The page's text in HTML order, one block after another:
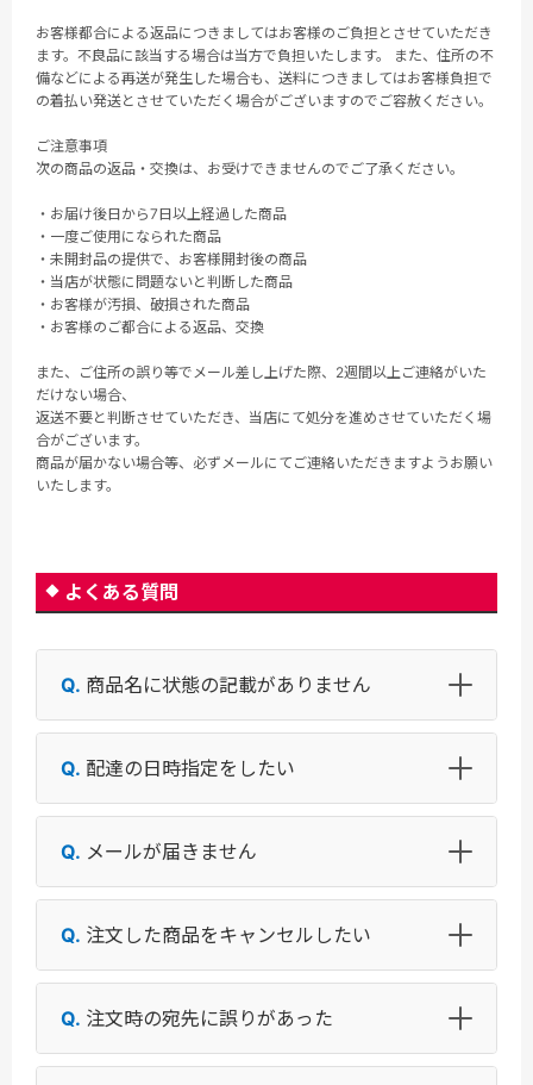
お客様都合による返品につきましてはお客様のご負担とさせていただき
ます。不良品に該当する場合は当方で負担いたします。 また、住所の不
備などによる再送が発生した場合も、送料につきましてはお客様負担で
の着払い発送とさせていただく場合がございますのでご容赦ください。
ご注意事項
次の商品の返品・交換は、お受けできませんのでご了承ください。
・お届け後日から7日以上経過した商品
・一度ご使用になられた商品
・未開封品の提供で、お客様開封後の商品
・当店が状態に問題ないと判断した商品
・お客様が汚損、破損された商品
・お客様のご都合による返品、交換
また、ご住所の誤り等でメール差し上げた際、2週間以上ご連絡がいた
だけない場合、
返送不要と判断させていただき、当店にて処分を進めさせていただく場
合がございます。
商品が届かない場合等、必ずメールにてご連絡いただきますようお願い
いたします。
よくある質問
商品名に状態の記載がありません
配達の日時指定をしたい
メールが届きません
注文した商品をキャンセルしたい
注文時の宛先に誤りがあった